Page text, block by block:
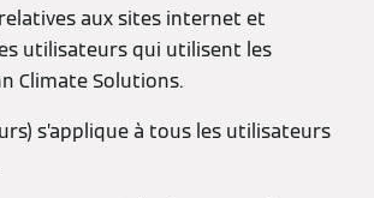
aux sites internet et
utilisateurs qui utilisent les
Climate Solutions.
s’applique à tous les utilisateurs